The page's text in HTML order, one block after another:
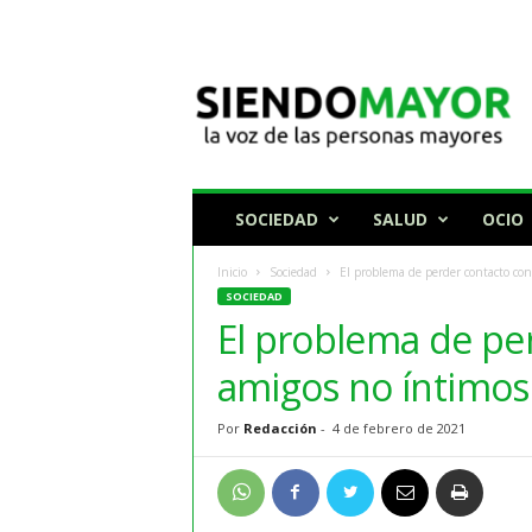
o
SOCIEDAD SALUD OCIO
Inicio Sociedad El problema de perder contacto
SOCIEDAD
El problema de
amigos no
Por Redacción - 4 de febrero de 2021